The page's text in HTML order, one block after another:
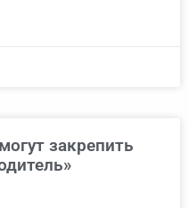
закрепить